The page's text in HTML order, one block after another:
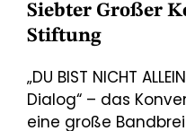
Siebter Großer
Stiftung
„DU BIST NICHT
Dialog“ – das
eine große